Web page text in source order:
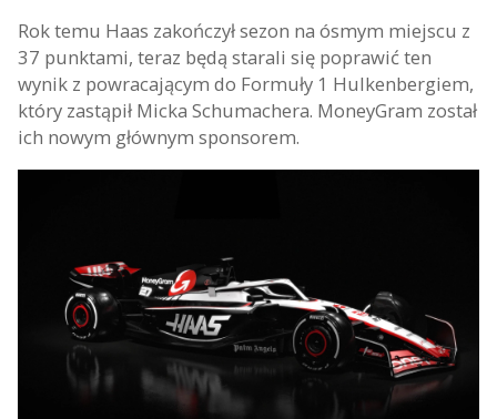
Rok temu Haas zakończył sezon na ósmym miejscu z
37 punktami, teraz będą starali się poprawić ten
wynik z powracającym do Formuły 1 Hulkenbergiem,
który zastąpił Micka Schumachera. MoneyGram został
ich nowym głównym sponsorem.